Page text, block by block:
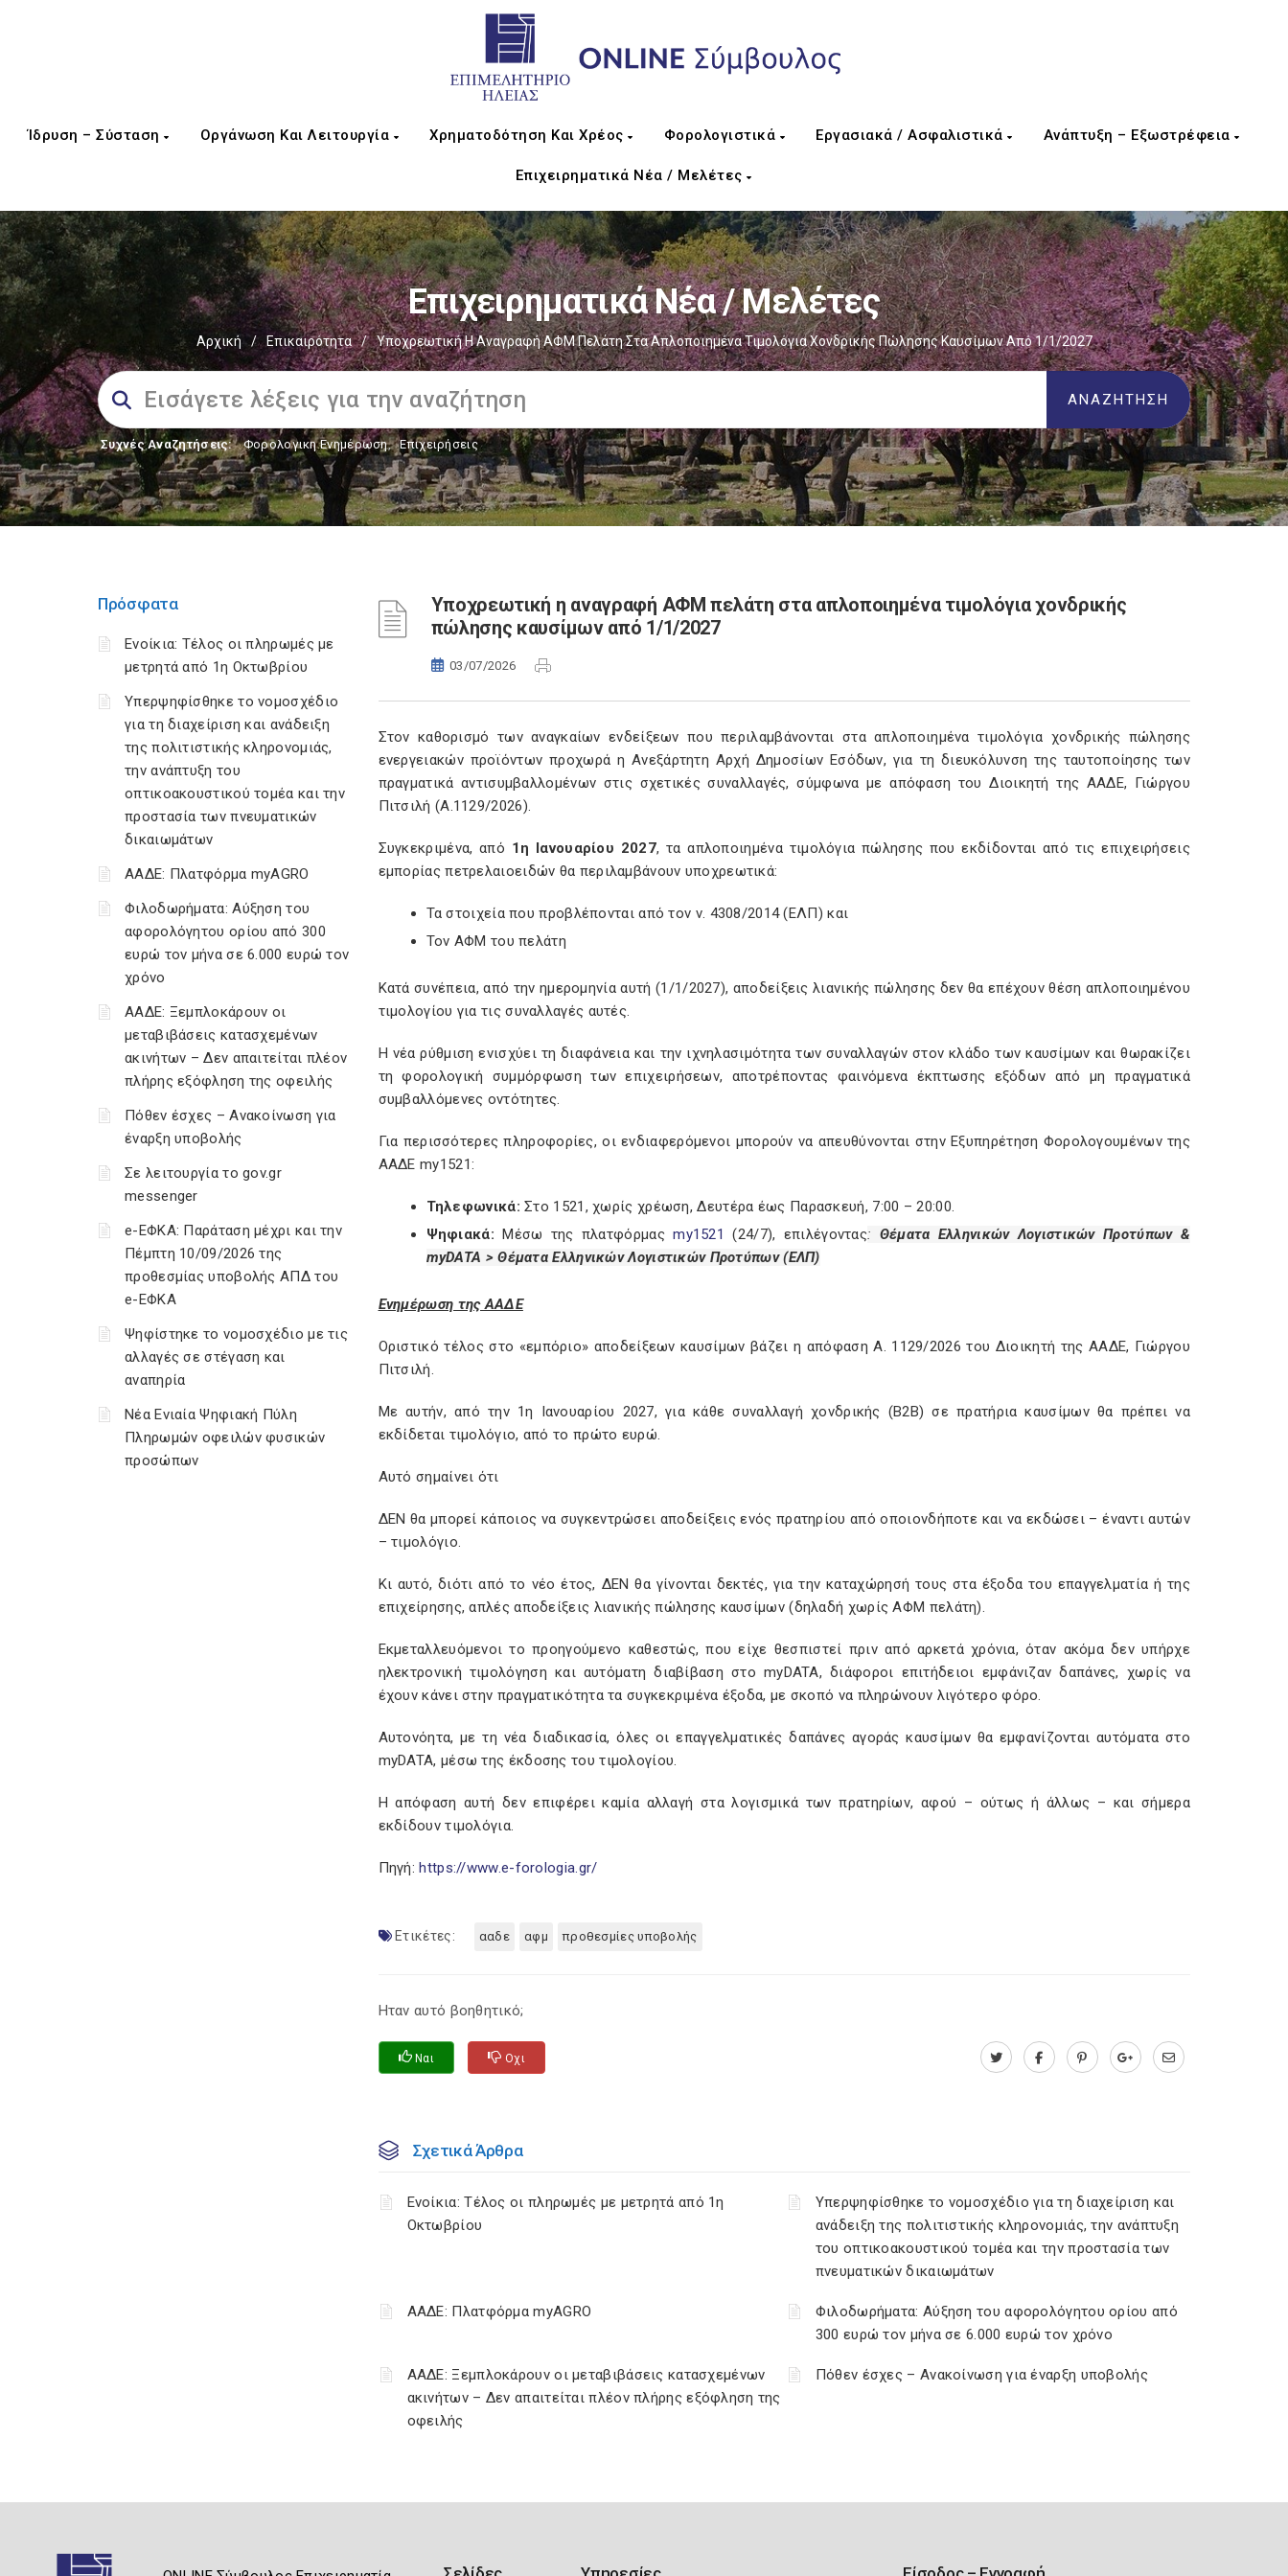
Ίδρυση – Σύσταση Οργάνωση Και Λειτουργία Χρηματοδότηση Και Χρέος Φορολογιστικά Εργασιακά / Ασφαλιστικά Ανάπτυξη – Εξωστρέφεια
Επιχειρηματικά Νέα / Μελέτες
Επιχειρηματικά Νέα / Μελέτες
Αρχική / Επικαιρότητα / Υποχρεωτική Η Αναγραφή ΑΦΜ Πελάτη Στα Απλοποιημένα Τιμολόγια Χονδρικής Πώλησης Καυσίμων Από 1/1/2027
Συχνές Αναζητήσεις: Φορολογικη Ενημέρωση, Επιχειρήσεις
Πρόσφατα
Ενοίκια: Τέλος οι πληρωμές με
μετρητά από 1η Οκτωβρίου
Υπερψηφίσθηκε το νομοσχέδιο
για τη διαχείριση και ανάδειξη
της πολιτιστικής κληρονομιάς,
την ανάπτυξη του
οπτικοακουστικού τομέα και την
προστασία των πνευματικών
δικαιωμάτων
ΑΑΔΕ: Πλατφόρμα myAGRO
Φιλοδωρήματα: Αύξηση του
αφορολόγητου ορίου από 300
ευρώ τον μήνα σε 6.000 ευρώ τον
χρόνο
ΑΑΔΕ: Ξεμπλοκάρουν οι
μεταβιβάσεις κατασχεμένων
ακινήτων – Δεν απαιτείται πλέον
πλήρης εξόφληση της οφειλής
Πόθεν έσχες – Ανακοίνωση για
έναρξη υποβολής
Σε λειτουργία το gov.gr
messenger
e-ΕΦΚΑ: Παράταση μέχρι και την
Πέμπτη 10/09/2026 της
προθεσμίας υποβολής ΑΠΔ του
e-ΕΦΚΑ
Ψηφίστηκε το νομοσχέδιο με τις
αλλαγές σε στέγαση και
αναπηρία
Νέα Ενιαία Ψηφιακή Πύλη
Πληρωμών οφειλών φυσικών
προσώπων
Υποχρεωτική η αναγραφή ΑΦΜ πελάτη στα απλοποιημένα τιμολόγια χονδρικής
πώλησης καυσίμων από 1/1/2027
03/07/2026
Στον καθορισμό των αναγκαίων ενδείξεων που περιλαμβάνονται στα απλοποιημένα τιμολόγια χονδρικής πώλησης
ενεργειακών προϊόντων προχωρά η Ανεξάρτητη Αρχή Δημοσίων Εσόδων, για τη διευκόλυνση της ταυτοποίησης των
πραγματικά αντισυμβαλλομένων στις σχετικές συναλλαγές, σύμφωνα με απόφαση του Διοικητή της ΑΑΔΕ, Γιώργου
Πιτσιλή (Α.1129/2026).
Συγκεκριμένα, από 1η Ιανουαρίου 2027, τα απλοποιημένα τιμολόγια πώλησης που εκδίδονται από τις επιχειρήσεις
εμπορίας πετρελαιοειδών θα περιλαμβάνουν υποχρεωτικά:
Τα στοιχεία που προβλέπονται από τον ν. 4308/2014 (ΕΛΠ) και
Τον ΑΦΜ του πελάτη
Κατά συνέπεια, από την ημερομηνία αυτή (1/1/2027), αποδείξεις λιανικής πώλησης δεν θα επέχουν θέση απλοποιημένου
τιμολογίου για τις συναλλαγές αυτές.
Η νέα ρύθμιση ενισχύει τη διαφάνεια και την ιχνηλασιμότητα των συναλλαγών στον κλάδο των καυσίμων και θωρακίζει
τη φορολογική συμμόρφωση των επιχειρήσεων, αποτρέποντας φαινόμενα έκπτωσης εξόδων από μη πραγματικά
συμβαλλόμενες οντότητες.
Για περισσότερες πληροφορίες, οι ενδιαφερόμενοι μπορούν να απευθύνονται στην Εξυπηρέτηση Φορολογουμένων της
ΑΑΔΕ my1521:
Τηλεφωνικά:Στο 1521, χωρίς χρέωση, Δευτέρα έως Παρασκευή, 7:00 – 20:00.
Ψηφιακά:Μέσω της πλατφόρμαςmy1521 (24/7), επιλέγοντας: Θέματα Ελληνικών Λογιστικών Προτύπων &
myDATA > Θέματα Ελληνικών Λογιστικών Προτύπων (ΕΛΠ)
Ενημέρωση της ΑΑΔΕ
Οριστικό τέλος στο «εμπόριο» αποδείξεων καυσίμων βάζει η απόφαση Α. 1129/2026 του Διοικητή της ΑΑΔΕ, Γιώργου
Πιτσιλή.
Με αυτήν, από την 1η Ιανουαρίου 2027, για κάθε συναλλαγή χονδρικής (B2B) σε πρατήρια καυσίμων θα πρέπει να
εκδίδεται τιμολόγιο, από το πρώτο ευρώ.
Αυτό σημαίνει ότι
ΔΕΝ θα μπορεί κάποιος να συγκεντρώσει αποδείξεις ενός πρατηρίου από οποιονδήποτε και να εκδώσει – έναντι αυτών
– τιμολόγιο.
Κι αυτό, διότι από το νέο έτος, ΔΕΝ θα γίνονται δεκτές, για την καταχώρησή τους στα έξοδα του επαγγελματία ή της
επιχείρησης, απλές αποδείξεις λιανικής πώλησης καυσίμων (δηλαδή χωρίς ΑΦΜ πελάτη).
Εκμεταλλευόμενοι το προηγούμενο καθεστώς, που είχε θεσπιστεί πριν από αρκετά χρόνια, όταν ακόμα δεν υπήρχε
ηλεκτρονική τιμολόγηση και αυτόματη διαβίβαση στο myDATA, διάφοροι επιτήδειοι εμφάνιζαν δαπάνες, χωρίς να
έχουν κάνει στην πραγματικότητα τα συγκεκριμένα έξοδα, με σκοπό να πληρώνουν λιγότερο φόρο.
Αυτονόητα, με τη νέα διαδικασία, όλες οι επαγγελματικές δαπάνες αγοράς καυσίμων θα εμφανίζονται αυτόματα στο
myDATA, μέσω της έκδοσης του τιμολογίου.
Η απόφαση αυτή δεν επιφέρει καμία αλλαγή στα λογισμικά των πρατηρίων, αφού – ούτως ή άλλως – και σήμερα
εκδίδουν τιμολόγια.
Πηγή:https://www.e-forologia.gr/
Ετικέτες: ααδε αφμ προθεσμίες υποβολής
Ηταν αυτό βοηθητικό;
Ναι Οχι
Σχετικά Άρθρα
Ενοίκια: Τέλος οι πληρωμές με μετρητά από 1η
Οκτωβρίου
Υπερψηφίσθηκε το νομοσχέδιο για τη διαχείριση και
ανάδειξη της πολιτιστικής κληρονομιάς, την ανάπτυξη
του οπτικοακουστικού τομέα και την προστασία των
πνευματικών δικαιωμάτων
ΑΑΔΕ: Πλατφόρμα myAGRO
Φιλοδωρήματα: Αύξηση του αφορολόγητου ορίου από
300 ευρώ τον μήνα σε 6.000 ευρώ τον χρόνο
ΑΑΔΕ: Ξεμπλοκάρουν οι μεταβιβάσεις κατασχεμένων
ακινήτων – Δεν απαιτείται πλέον πλήρης εξόφληση της
οφειλής
Πόθεν έσχες – Ανακοίνωση για έναρξη υποβολής